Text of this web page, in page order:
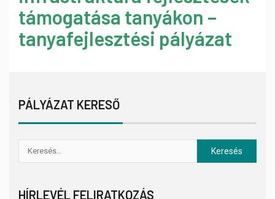
támogatása tanyákon –
tanyafejlesztési pályázat
PÁLYÁZAT KERESŐ
HÍRLEVÉL FELIRATKOZÁS